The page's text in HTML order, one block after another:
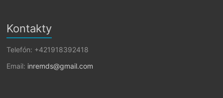
Kontakty
Telefón: +421918392418
Email: inremds@gmail.com